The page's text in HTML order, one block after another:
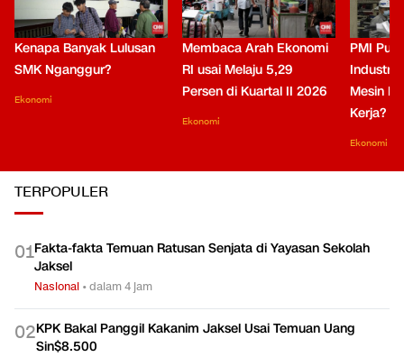
Kenapa Banyak Lulusan
SMK Nganggur?
Ekonomi
Membaca Arah Ekonomi
RI usai Melaju 5,29
Persen di Kuartal II 2026
Ekonomi
PMI
Industri
Mesin
Kerja?
Ekonomi
TERPOPULER
01Fakta-fakta Temuan Ratusan Senjata di Yayasan Sekolah
Jaksel
Nasional •dalam 4 jam
02KPK Bakal Panggil Kakanim Jaksel Usai Temuan Uang
Sin$8.500